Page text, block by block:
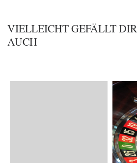
VIELLEICHT GEFÄLLT DIR
AUCH